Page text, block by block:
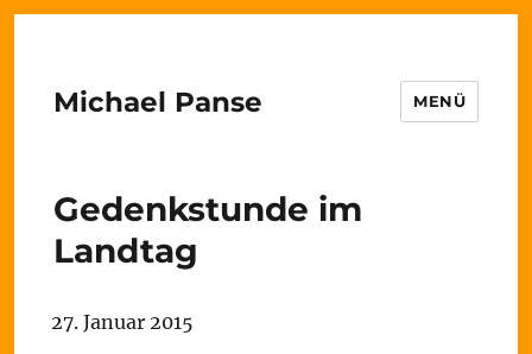
Michael Panse MENÜ
Gedenkstunde im
Landtag
27. Januar 2015